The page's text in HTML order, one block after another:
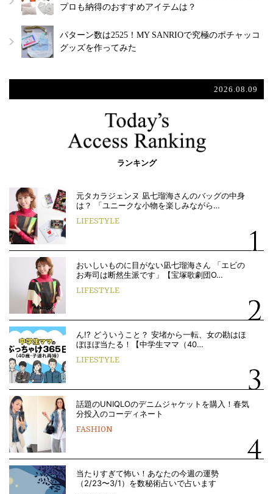
プロも納得のおすすめアイテムは？
パターン数は2525！MY SANRIOで究極のポチャッコ
グッズを作ってみた
2026.08.09
ランキング
元タカラジェンヌ 凪七瑠海さんのバッグの中身
は？ 「ユニークな小物を楽しみながら…
LIFESTYLE
おいしいものに目がない凪七瑠海さん 「エビの
お寿司は断然生派です」【宝塚歌劇団O…
LIFESTYLE
ん!? どういうこと？ 安堵から一転、女の勘はほ
ぼほぼ当たる！【中学生ママ（40…
LIFESTYLE
話題のUNIQLOのデニムジャケットを購入！春気
分投入のコーディネート
FASHION
当たりすぎて怖い！あなたの今週の運勢
（2/23〜3/1）を数秘術占いで占います